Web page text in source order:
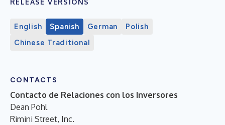
English Spanish German
Polish
Chinese Traditional
CONTACTS
Contacto de Relaciones con los Inversores
Dean Pohl
Rimini Street, Inc.